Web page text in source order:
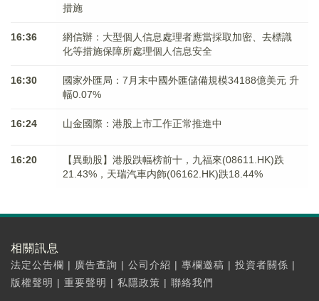
措施
16:36
網信辦：大型個人信息處理者應當採取加密、去標識
化等措施保障所處理個人信息安全
16:30
國家外匯局：7月末中國外匯儲備規模34188億美元 升
幅0.07%
16:24 山金國際：港股上市工作正常推進中
16:20
【異動股】港股跌幅榜前十，九福來(08611.HK)跌
21.43%，天瑞汽車内飾(06162.HK)跌18.44%
相關訊息
法定公告欄 | 廣告查詢 | 公司介紹 | 專欄邀稿 | 投資者關係 |
版權聲明 | 重要聲明 | 私隱政策 | 聯絡我們